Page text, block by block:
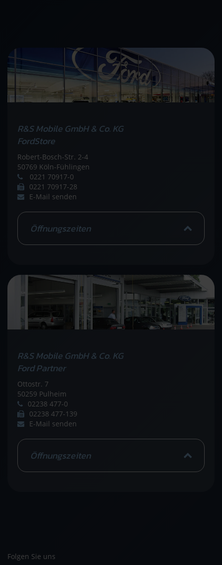
R&S Mobile GmbH & Co. KG
FordStore
Robert-Bosch-Str. 2-4
50769 Köln-Fühlingen
0221 70917-0
0221 70917-28
E-Mail senden
Öffnungszeiten
R&S Mobile GmbH & Co. KG
Ford Partner
Ottostr. 7
50259 Pulheim
02238 477-0
02238 477-139
E-Mail senden
Öffnungszeiten
Folgen Sie uns